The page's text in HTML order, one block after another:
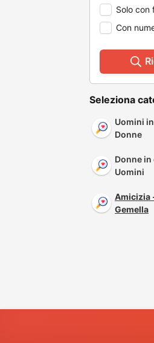
Solo con
Con
Seleziona
Uomini
Donne
Donne in
Uomini
Amicizia
Gemella